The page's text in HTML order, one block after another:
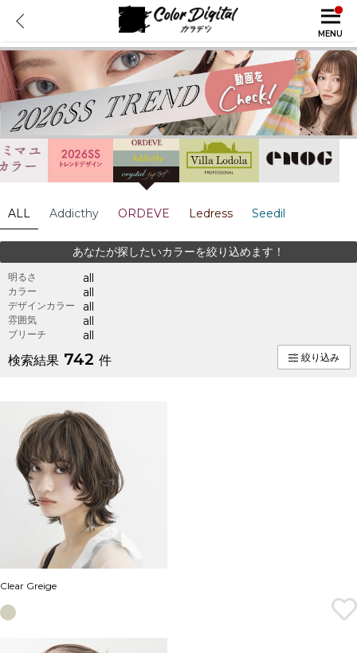
MENU
ALL Addicthy ORDEVE Ledress Seedil
あなたが探したいカラーを絞り込めます！
明るさ all
カラー all
デザインカラー all
雰囲気 all
ブリーチ all
検索結果 742 件 絞り込み
Clear Greige